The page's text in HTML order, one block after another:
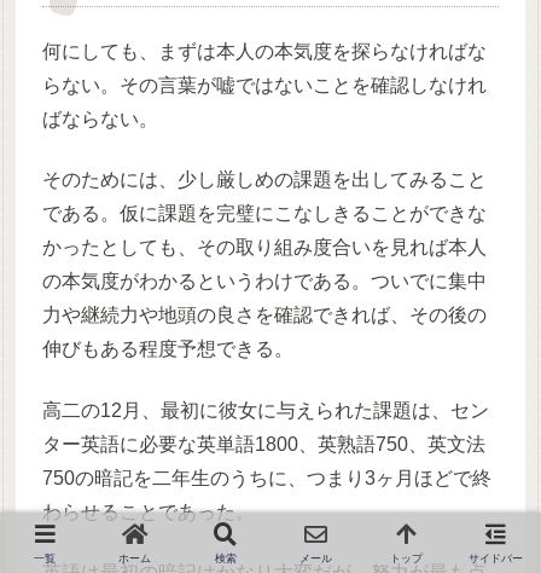
何にしても、まずは本人の本気度を探らなければな
らない。その言葉が嘘ではないことを確認しなけれ
ばならない。
そのためには、少し厳しめの課題を出してみること
である。仮に課題を完璧にこなしきることができな
かったとしても、その取り組み度合いを見れば本人
の本気度がわかるというわけである。ついでに集中
力や継続力や地頭の良さを確認できれば、その後の
伸びもある程度予想できる。
高二の12月、最初に彼女に与えられた課題は、セン
ター英語に必要な英単語1800、英熟語750、英文法
750の暗記を二年生のうちに、つまり3ヶ月ほどで終
わらせることであった。
一覧 ホーム 検索 メール トップ サイドバー